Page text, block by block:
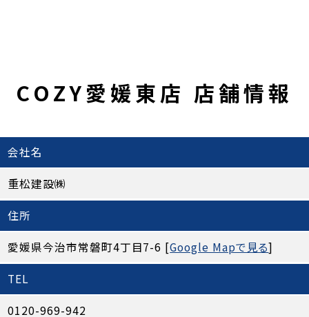
COZY愛媛東店 店舗情報
会社名
重松建設㈱
住所
愛媛県今治市常磐町4丁目7-6 [Google Mapで見る]
TEL
0120-969-942